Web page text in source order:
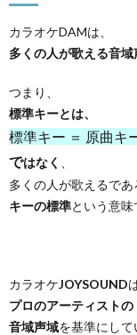
カラオケDAMは、
多くの人が歌える音域
つまり、
標準キーとは、
標準キー ＝ 原曲キ
ではなく
多くの人が歌えるであ
キーの標準という意味
カラオケJOYSOUND
プロのアーティストの
音域声域を基準にして